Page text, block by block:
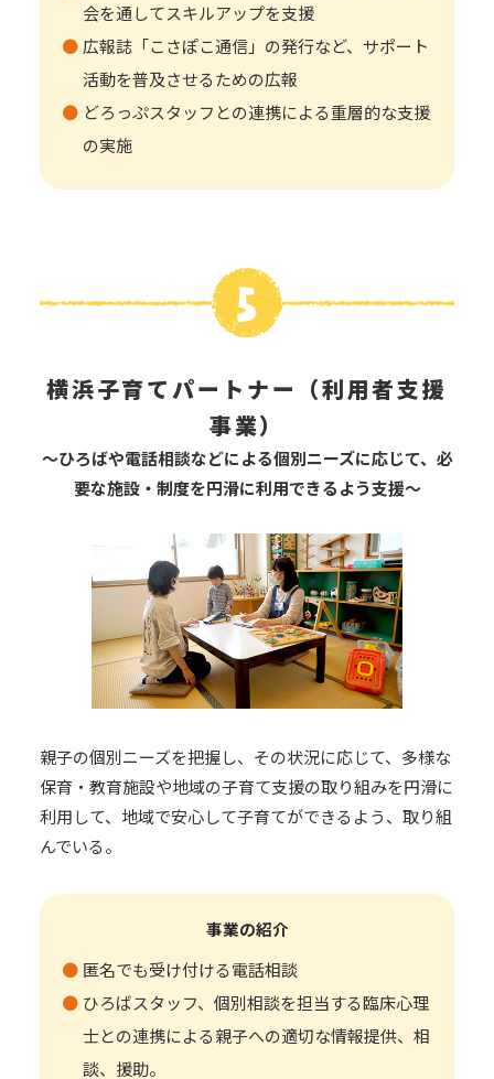
会を通してスキルアップを支援
広報誌「こさぽこ通信」の発行など、サポート
活動を普及させるための広報
どろっぷスタッフとの連携による重層的な支援
の実施
横浜子育てパートナー（利用者支援
事業）
～ひろばや電話相談などによる個別ニーズに応じて、必
要な施設・制度を円滑に利用できるよう支援～
親子の個別ニーズを把握し、その状況に応じて、多様な
保育・教育施設や地域の子育て支援の取り組みを円滑に
利用して、地域で安心して子育てができるよう、取り組
んでいる。
事業の紹介
匿名でも受け付ける電話相談
ひろばスタッフ、個別相談を担当する臨床心理
士との連携による親子への適切な情報提供、相
談、援助。